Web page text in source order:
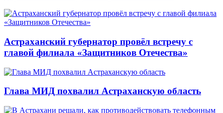
Астраханский губернатор провёл встречу с
главой филиала «Защитников Отечества»
Глава МИД похвалил Астраханскую область